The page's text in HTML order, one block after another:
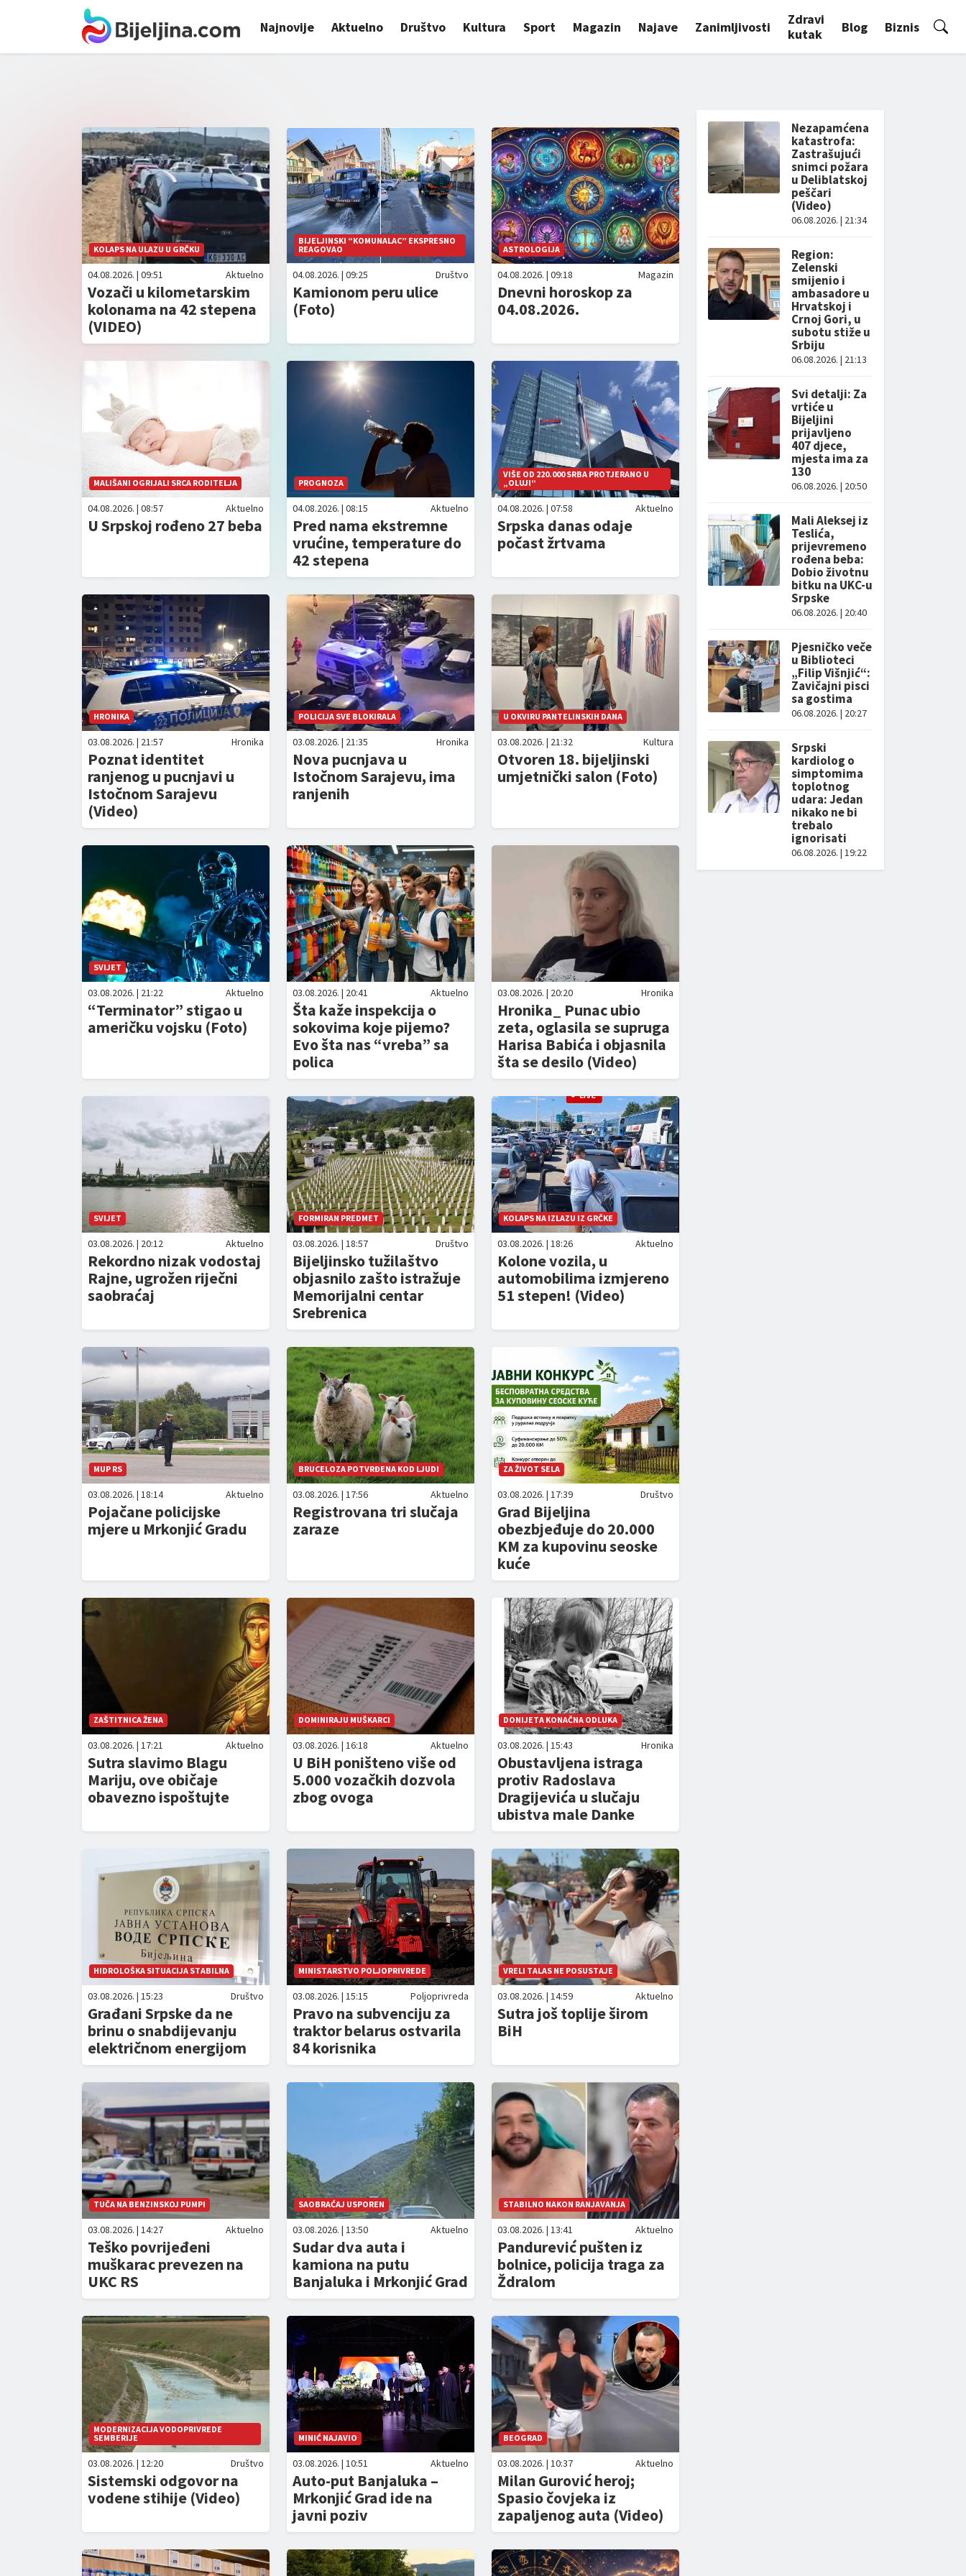
Najnovije Aktuelno Društvo Kultura Sport Magazin Najave Zanimljivosti
Zdravi
kutak
Blog Biznis
KOLAPS NA ULAZU U GRČKU
04.08.2026. | 09:51 Aktuelno
Vozači u kilometarskim
kolonama na 42 stepena
(VIDEO)
BIJELJINSKI “KOMUNALAC” EKSPRESNO
REAGOVAO
04.08.2026. | 09:25 Društvo
Kamionom peru ulice
(Foto)
ASTROLOGIJA
04.08.2026. | 09:18 Magazin
Dnevni horoskop za
04.08.2026.
MALIŠANI OGRIJALI SRCA RODITELJA
04.08.2026. | 08:57 Aktuelno
U Srpskoj rođeno 27 beba
PROGNOZA
04.08.2026. | 08:15 Aktuelno
Pred nama ekstremne
vrućine, temperature do
42 stepena
VIŠE OD 220.000 SRBA PROTJERANO U
„OLUJI“
04.08.2026. | 07:58 Aktuelno
Srpska danas odaje
počast žrtvama
HRONIKA
03.08.2026. | 21:57 Hronika
Poznat identitet
ranjenog u pucnjavi u
Istočnom Sarajevu
(Video)
POLICIJA SVE BLOKIRALA
03.08.2026. | 21:35 Hronika
Nova pucnjava u
Istočnom Sarajevu, ima
ranjenih
U OKVIRU PANTELINSKIH DANA
03.08.2026. | 21:32 Kultura
Otvoren 18. bijeljinski
umjetnički salon (Foto)
SVIJET
03.08.2026. | 21:22 Aktuelno
“Terminator” stigao u
američku vojsku (Foto)
03.08.2026. | 20:41 Aktuelno
Šta kaže inspekcija o
sokovima koje pijemo?
Evo šta nas “vreba” sa
polica
03.08.2026. | 20:20 Hronika
Hronika_ Punac ubio
zeta, oglasila se supruga
Harisa Babića i objasnila
šta se desilo (Video)
SVIJET
03.08.2026. | 20:12 Aktuelno
Rekordno nizak vodostaj
Rajne, ugrožen riječni
saobraćaj
FORMIRAN PREDMET
03.08.2026. | 18:57 Društvo
Bijeljinsko tužilaštvo
objasnilo zašto istražuje
Memorijalni centar
Srebrenica
KOLAPS NA IZLAZU IZ GRČKE
03.08.2026. | 18:26 Aktuelno
Kolone vozila, u
automobilima izmjereno
51 stepen! (Video)
MUP RS
03.08.2026. | 18:14 Aktuelno
Pojačane policijske
mjere u Mrkonjić Gradu
BRUCELOZA POTVRĐENA KOD LJUDI
03.08.2026. | 17:56 Aktuelno
Registrovana tri slučaja
zaraze
ZA ŽIVOT SELA
03.08.2026. | 17:39 Društvo
Grad Bijeljina
obezbjeđuje do 20.000
KM za kupovinu seoske
kuće
ZAŠTITNICA ŽENA
03.08.2026. | 17:21 Aktuelno
Sutra slavimo Blagu
Mariju, ove običaje
obavezno ispoštujte
DOMINIRAJU MUŠKARCI
03.08.2026. | 16:18 Aktuelno
U BiH poništeno više od
5.000 vozačkih dozvola
zbog ovoga
DONIJETA KONAČNA ODLUKA
03.08.2026. | 15:43 Hronika
Obustavljena istraga
protiv Radoslava
Dragijevića u slučaju
ubistva male Danke
HIDROLOŠKA SITUACIJA STABILNA
03.08.2026. | 15:23 Društvo
Građani Srpske da ne
brinu o snabdijevanju
električnom energijom
MINISTARSTVO POLJOPRIVREDE
03.08.2026. | 15:15 Poljoprivreda
Pravo na subvenciju za
traktor belarus ostvarila
84 korisnika
VRELI TALAS NE POSUSTAJE
03.08.2026. | 14:59 Aktuelno
Sutra još toplije širom
BiH
TUČA NA BENZINSKOJ PUMPI
03.08.2026. | 14:27 Aktuelno
Teško povrijeđeni
muškarac prevezen na
UKC RS
SAOBRAĆAJ USPOREN
03.08.2026. | 13:50 Aktuelno
Sudar dva auta i
kamiona na putu
Banjaluka i Mrkonjić Grad
STABILNO NAKON RANJAVANJA
03.08.2026. | 13:41 Aktuelno
Pandurević pušten iz
bolnice, policija traga za
Ždralom
MODERNIZACIJA VODOPRIVREDE
SEMBERIJE
03.08.2026. | 12:20 Društvo
Sistemski odgovor na
vodene stihije (Video)
MINIĆ NAJAVIO
03.08.2026. | 10:51 Aktuelno
Auto-put Banjaluka –
Mrkonjić Grad ide na
javni poziv
BEOGRAD
03.08.2026. | 10:37 Aktuelno
Milan Gurović heroj;
Spasio čovjeka iz
zapaljenog auta (Video)
Nezapamćena
katastrofa:
Zastrašujući
snimci požara
u Deliblatskoj
peščari
(Video)
06.08.2026. | 21:34
Region:
Zelenski
smijenio i
ambasadore u
Hrvatskoj i
Crnoj Gori, u
subotu stiže u
Srbiju
06.08.2026. | 21:13
Svi detalji: Za
vrtiće u
Bijeljini
prijavljeno
407 djece,
mjesta ima za
130
06.08.2026. | 20:50
Mali Aleksej iz
Teslića,
prijevremeno
rođena beba:
Dobio životnu
bitku na UKC-u
Srpske
06.08.2026. | 20:40
Pjesničko veče
u Biblioteci
„Filip Višnjić“:
Zavičajni pisci
sa gostima
06.08.2026. | 20:27
Srpski
kardiolog o
simptomima
toplotnog
udara: Jedan
nikako ne bi
trebalo
ignorisati
06.08.2026. | 19:22